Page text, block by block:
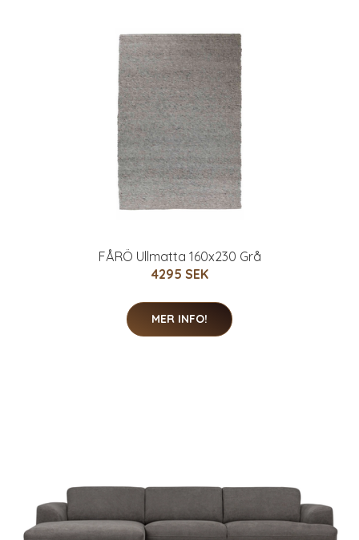
FÅRÖ Ullmatta 160x230 Grå
4295 SEK
MER INFO!